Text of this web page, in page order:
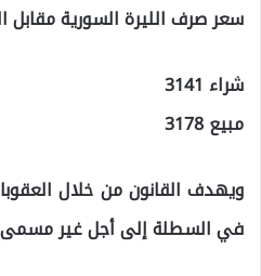
سعر صرف الليرة السورية مقابل
شراء 3141
مبيع 3178
ويهدف القانون من خلال
في السطلة إلى أجل غير